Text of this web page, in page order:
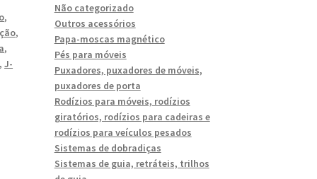
,
,
,
,J-
Não categorizado
Outros acessórios
Papa-moscas magnético
Pés para móveis
Puxadores, puxadores de móveis,
puxadores de porta
Rodízios para móveis, rodízios
giratórios, rodízios para cadeiras e
rodízios para veículos pesados
Sistemas de dobradiças
Sistemas de guia, retráteis, trilhos